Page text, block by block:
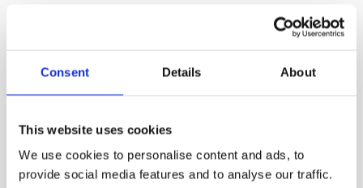
Consent Details About
This website uses cookies
We use cookies to personalise content and ads, to
provide social media features and to analyse our traffic.